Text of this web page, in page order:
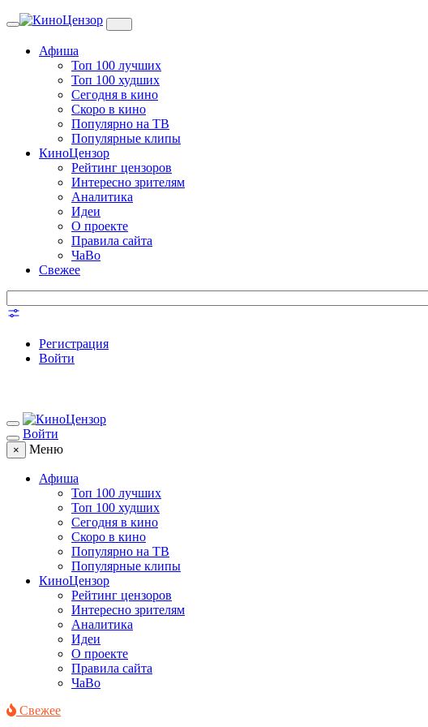
Toggle
Афиша
Топ 100 лучших
Топ 100 худших
Сегодня в кино
Скоро в кино
Популярно на ТВ
Популярные клипы
КиноЦензор
Рейтинг цензоров
Интересно зрителям
Аналитика
Идеи
О проекте
Правила сайта
ЧаВо
Свежее
Регистрация
Войти
Войти
× Меню
Афиша
Топ 100 лучших
Топ 100 худших
Сегодня в кино
Скоро в кино
Популярно на ТВ
Популярные клипы
КиноЦензор
Рейтинг цензоров
Интересно зрителям
Аналитика
Идеи
О проекте
Правила сайта
ЧаВо
Свежее